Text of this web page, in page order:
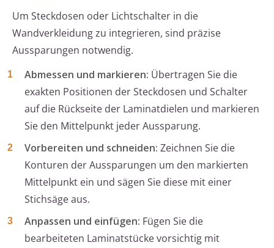
Um Steckdosen oder Lichtschalter in die
Wandverkleidung zu integrieren, sind präzise
Aussparungen notwendig.
Abmessen und markieren: Übertragen Sie die
exakten Positionen der Steckdosen und Schalter
auf die Rückseite der Laminatdielen und markieren
Sie den Mittelpunkt jeder Aussparung.
Vorbereiten und schneiden: Zeichnen Sie die
Konturen der Aussparungen um den markierten
Mittelpunkt ein und sägen Sie diese mit einer
Stichsäge aus.
Anpassen und einfügen: Fügen Sie die
bearbeiteten Laminatstücke vorsichtig mit